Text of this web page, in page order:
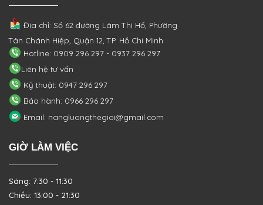
Địa chỉ: Số 62 đường Lâm Thị Hố, Phường
Tân Chánh Hiệp, Quận 12, TP. Hồ Chí Minh
Hotline: 0909 296 297 - 0937 296 297
Liên hệ tư vấn
Kỹ thuật: 0947 296 297
Bảo hành: 0966 296 297
Email: nangluongthegioi@gmail.com
GIỜ LÀM VIỆC
Sáng: 7:30 - 11:30
Chiều: 13:00 - 21:30